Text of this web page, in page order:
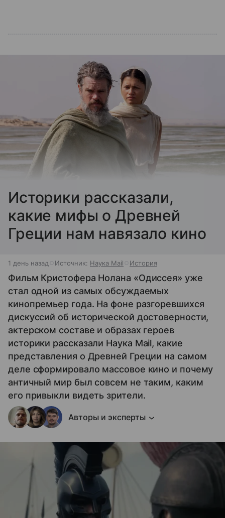
Историки рассказали,
какие мифы о Древней
Греции нам навязало кино
1 день назад Источник: Наука Mail История
Фильм Кристофера Нолана «Одиссея» уже
стал одной из самых обсуждаемых
кинопремьер года. На фоне разгоревшихся
дискуссий об исторической достоверности,
актерском составе и образах героев
историки рассказали Наука Mail, какие
представления о Древней Греции на самом
деле сформировало массовое кино и почему
античный мир был совсем не таким, каким
его привыкли видеть зрители.
Авторы и эксперты